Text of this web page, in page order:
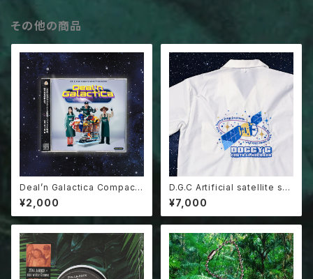
その他の商品
Deal’n Galactica Compact
Disk
¥2,000
D.G.C Artificial satellite shi
rt
¥7,000